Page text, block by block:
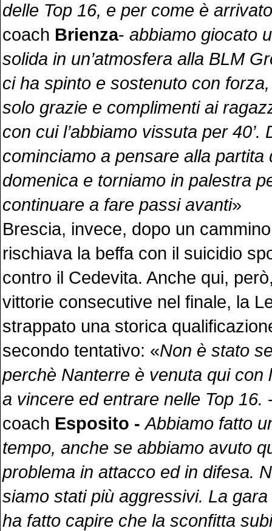
delle Top 16, e per come è arrivato
coach Brienza- abbiamo giocato
solida in un’atmosfera alla BLM
ci ha spinto e sostenuto con
solo grazie e complimenti ai
con cui l’abbiamo vissuta per 40’.
cominciamo a pensare alla partita
domenica e torniamo in palestra
continuare a fare passi avanti»
Brescia, invece, dopo un
rischiava la beffa con il suicidio
contro il Cedevita. Anche qui,
vittorie consecutive nel finale, la
strappato una storica
secondo tentativo: «Non è stato
perchè Nanterre è venuta qui con
a vincere ed entrare nelle Top 16.
coach Esposito -Abbiamo fatto
tempo, anche se abbiamo avuto
problema in attacco ed in difesa.
siamo stati più aggressivi. La gara
ha fatto capire che la sconfitta